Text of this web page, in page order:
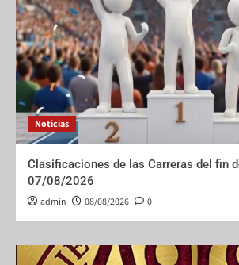
Noticias
Clasificaciones de las Carreras del fin
07/08/2026
admin 08/08/2026 0